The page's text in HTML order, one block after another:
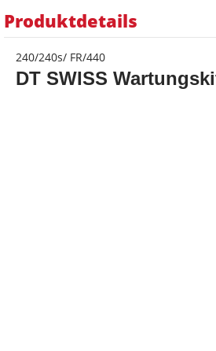
Produktdetails
240/240s/ FR/440
DT SWISS